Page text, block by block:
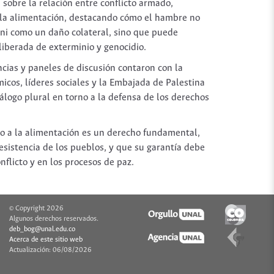
la relación entre conflicto armado,
alimentación, destacando cómo el hambre no
como un daño colateral, sino que puede
de exterminio y genocidio.
y paneles de discusión contaron con la
líderes sociales y la Embajada de Palestina
plural en torno a la defensa de los derechos
a la alimentación es un derecho fundamental,
de los pueblos, y que su garantía debe
y en los procesos de paz.
© Copyright 2026
Algunos derechos reservados.
deb_bog@unal.edu.co
Acerca de este sitio web
Actualización: 06/08/2026